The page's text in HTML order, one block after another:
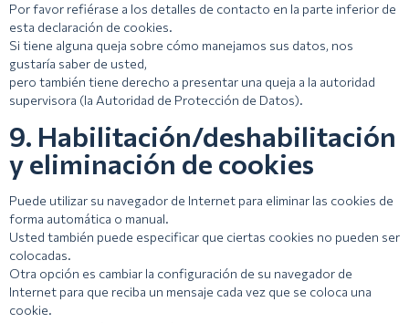
Por favor refiérase a los detalles de contacto en la parte inferior de
esta declaración de cookies.
Si tiene alguna queja sobre cómo manejamos sus datos, nos
gustaría saber de usted,
pero también tiene derecho a presentar una queja a la autoridad
supervisora (la Autoridad de Protección de Datos).
9. Habilitación/deshabilitación
y eliminación de cookies
Puede utilizar su navegador de Internet para eliminar las cookies de
forma automática o manual.
Usted también puede especificar que ciertas cookies no pueden ser
colocadas.
Otra opción es cambiar la configuración de su navegador de
Internet para que reciba un mensaje cada vez que se coloca una
cookie.